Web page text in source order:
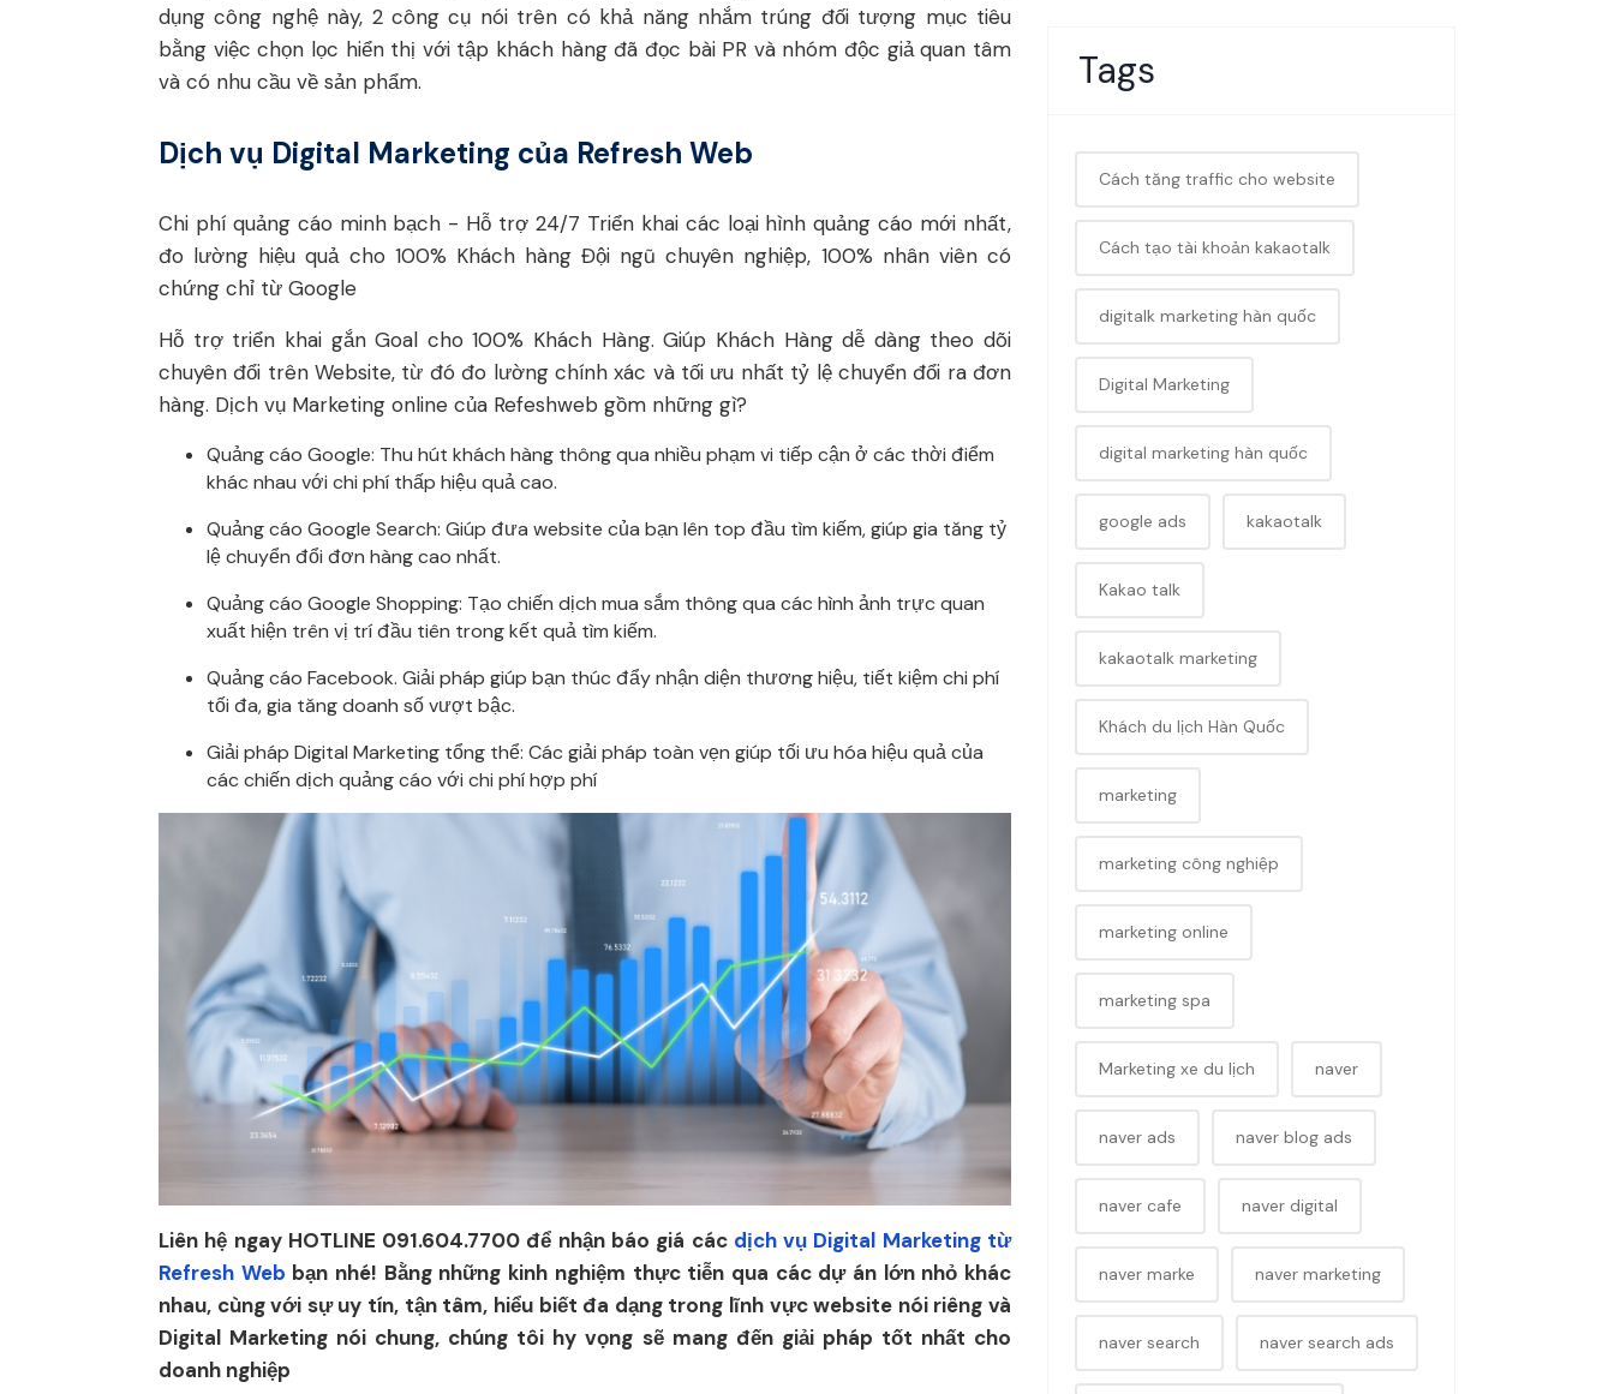
dụng công nghệ này, 2 công cụ nói trên có khả năng nhắm trúng đối tượng mục tiêu
bằng việc chọn lọc hiển thị với tập khách hàng đã đọc bài PR và nhóm độc giả quan tâm
và có nhu cầu về sản phẩm.
Dịch vụ Digital Marketing của Refresh Web
Chi phí quảng cáo minh bạch - Hỗ trợ 24/7 Triển khai các loại hình quảng cáo mới nhất,
đo lường hiệu quả cho 100% Khách hàng Đội ngũ chuyên nghiệp, 100% nhân viên có
chứng chỉ từ Google
Hỗ trợ triển khai gắn Goal cho 100% Khách Hàng. Giúp Khách Hàng dễ dàng theo dõi
chuyên đổi trên Website, từ đó đo lường chính xác và tối ưu nhất tỷ lệ chuyển đổi ra đơn
hàng. Dịch vụ Marketing online của Refeshweb gồm những gì?
Quảng cáo Google: Thu hút khách hàng thông qua nhiều phạm vi tiếp cận ở các thời điểm
khác nhau với chi phí thấp hiệu quả cao.
Quảng cáo Google Search: Giúp đưa website của bạn lên top đầu tìm kiếm, giúp gia tăng tỷ
lệ chuyển đổi đơn hàng cao nhất.
Quảng cáo Google Shopping: Tạo chiến dịch mua sắm thông qua các hình ảnh trực quan
xuất hiện trên vị trí đầu tiên trong kết quả tìm kiếm.
Quảng cáo Facebook. Giải pháp giúp bạn thúc đẩy nhận diện thương hiệu, tiết kiệm chi phí
tối đa, gia tăng doanh số vượt bậc.
Giải pháp Digital Marketing tổng thể: Các giải pháp toàn vẹn giúp tối ưu hóa hiệu quả của
các chiến dịch quảng cáo với chi phí hợp phí
Liên hệ ngay HOTLINE 091.604.7700 để nhận báo giá cácdịch vụ Digital Marketing từ
Refresh Web bạn nhé! Bằng những kinh nghiệm thực tiễn qua các dự án lớn nhỏ khác
nhau, cùng với sự uy tín, tận tâm, hiểu biết đa dạng trong lĩnh vực website nói riêng và
Digital Marketing nói chung, chúng tôi hy vọng sẽ mang đến giải pháp tốt nhất cho
doanh nghiệp
Tags
Cách tăng traffic cho website
Cách tạo tài khoản kakaotalk
digitalk marketing hàn quốc
Digital Marketing
digital marketing hàn quốc
google ads kakaotalk
Kakao talk
kakaotalk marketing
Khách du lịch Hàn Quốc
marketing
marketing công nghiệp
marketing online
marketing spa
Marketing xe du lịch naver
naver ads naver blog ads
naver cafe naver digital
naver marke naver marketing
naver search naver search ads